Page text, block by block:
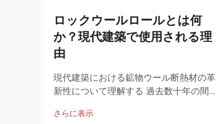
ロックウールロールとは何
か？現代建築で使用される理
由
現代建築における鉱物ウール断熱材の革
新性について理解する 過去数十年の間に
り、革新的な材料がより効率的で持続可
さらに表示